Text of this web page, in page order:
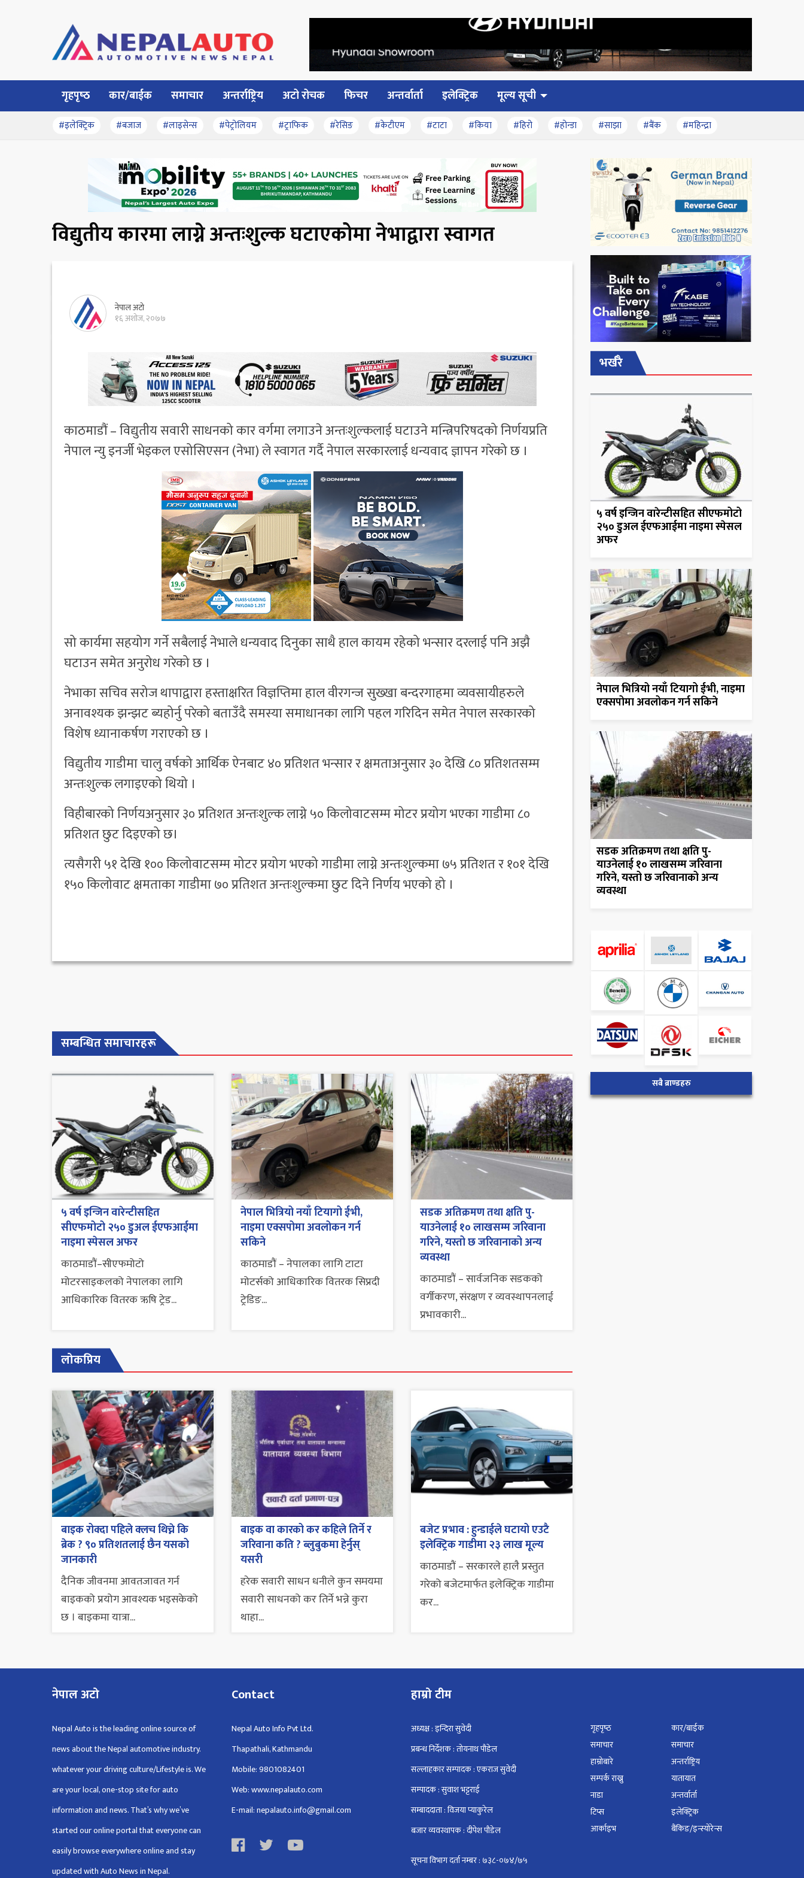
गृहपृष्‍ठ कार/बाईक समाचार अन्तर्राष्ट्रिय अटो रोचक फिचर अन्तर्वार्ता इलेक्ट्रिक मूल्य सूची
#इलेक्ट्रिक #बजाज #लाइसेन्स #पेट्रोलियम #ट्राफिक #रेसिङ #केटीएम #टाटा #किया #हिरो #होन्डा #साझा #बैंक #महिन्द्रा
विद्युतीय कारमा लाग्ने अन्तःशुल्क घटाएकोमा नेभाद्वारा स्वागत
नेपाल अटो
१६ अशोज, २०७७
काठमाडौं – विद्युतीय सवारी साधनको कार वर्गमा लगाउने अन्तःशुल्कलाई घटाउने मन्त्रिपरिषदको निर्णयप्रति
नेपाल न्यु इनर्जी भेइकल एसोसिएसन (नेभा) ले स्वागत गर्दै नेपाल सरकारलाई धन्यवाद ज्ञापन गरेको छ ।
सो कार्यमा सहयोग गर्ने सबैलाई नेभाले धन्यवाद दिनुका साथै हाल कायम रहेको भन्सार दरलाई पनि अझै
घटाउन समेत अनुरोध गरेको छ ।
नेभाका सचिव सरोज थापाद्वारा हस्ताक्षरित विज्ञप्तिमा हाल वीरगन्ज सुख्खा बन्दरगाहमा व्यवसायीहरुले
अनावश्यक झन्झट ब्यहोर्नु परेको बताउँदै समस्या समाधानका लागि पहल गरिदिन समेत नेपाल सरकारको
विशेष ध्यानाकर्षण गराएको छ ।
विद्युतीय गाडीमा चालु वर्षको आर्थिक ऐनबाट ४० प्रतिशत भन्सार र क्षमताअनुसार ३० देखि ८० प्रतिशतसम्म
अन्तःशुल्क लगाइएको थियो ।
विहीबारको निर्णयअनुसार ३० प्रतिशत अन्तःशुल्क लाग्ने ५० किलोवाटसम्म मोटर प्रयोग भएका गाडीमा ८०
प्रतिशत छुट दिइएको छ।
त्यसैगरी ५१ देखि १०० किलोवाटसम्म मोटर प्रयोग भएको गाडीमा लाग्ने अन्तःशुल्कमा ७५ प्रतिशत र १०१ देखि
१५० किलोवाट क्षमताका गाडीमा ७० प्रतिशत अन्तःशुल्कमा छुट दिने निर्णय भएको हो ।
सम्बन्धित समाचारहरू
५ वर्ष इन्जिन वारेन्टीसहित
सीएफमोटो २५० डुअल ईएफआईमा
नाइमा स्पेसल अफर
काठमाडौं–सीएफमोटो
मोटरसाइकलको नेपालका लागि
आधिकारिक वितरक ऋषि ट्रेड...
नेपाल भित्रियो नयाँ टियागो ईभी,
नाइमा एक्सपोमा अवलोकन गर्न
सकिने
काठमाडौं – नेपालका लागि टाटा
मोटर्सको आधिकारिक वितरक सिप्रदी
ट्रेडिङ...
सडक अतिक्रमण तथा क्षति पु-
याउनेलाई १० लाखसम्म जरिवाना
गरिने, यस्तो छ जरिवानाको अन्य
व्यवस्था
काठमाडौं – सार्वजनिक सडकको
वर्गीकरण, संरक्षण र व्यवस्थापनलाई
प्रभावकारी...
लोकप्रिय
बाइक रोक्दा पहिले क्लच थिच्ने कि
ब्रेक ? ९० प्रतिशतलाई छैन यसको
जानकारी
दैनिक जीवनमा आवतजावत गर्न
बाइकको प्रयोग आवश्यक भइसकेको
छ । बाइकमा यात्रा...
बाइक वा कारको कर कहिले तिर्ने र
जरिवाना कति ? ब्लुबुकमा हेर्नुस्
यसरी
हरेक सवारी साधन धनीले कुन समयमा
सवारी साधनको कर तिर्ने भन्ने कुरा
थाहा...
बजेट प्रभाव : हुन्डाईले घटायो एउटै
इलेक्ट्रिक गाडीमा २३ लाख मूल्य
काठमाडौं – सरकारले हालै प्रस्तुत
गरेको बजेटमार्फत इलेक्ट्रिक गाडीमा
कर...
भर्खरै
५ वर्ष इन्जिन वारेन्टीसहित सीएफमोटो
२५० डुअल ईएफआईमा नाइमा स्पेसल
अफर
नेपाल भित्रियो नयाँ टियागो ईभी, नाइमा
एक्सपोमा अवलोकन गर्न सकिने
सडक अतिक्रमण तथा क्षति पु-
याउनेलाई १० लाखसम्म जरिवाना
गरिने, यस्तो छ जरिवानाको अन्य
व्यवस्था
सबै ब्राण्डहरु
गृहपृष्‍ठ
समाचार
हाम्रोबारे
सम्पर्क राख्नु
नाडा
टिप्स
आर्काइभ
कार/बाईक
समाचार
अन्तर्राष्ट्रिय
यातायात
अन्तर्वार्ता
इलेक्ट्रिक
बैंकिङ/इन्स्योरेन्स
नेपाल अटो
Nepal Auto is the leading online source of
news about the Nepal automotive industry.
whatever your driving culture/Lifestyle is. We
are your local, one-stop site for auto
information and news. That’s why we’ve
started our online portal that everyone can
easily browse everywhere online and stay
updated with Auto News in Nepal.
Contact
Nepal Auto Info Pvt Ltd.
Thapathali, Kathmandu
Mobile: 9801082401
Web: www.nepalauto.com
E-mail: nepalauto.info@gmail.com
हाम्रो टीम
अध्यक्ष : इन्दिरा सुवेदी
प्रबन्ध निर्देशक : तोयनाथ पौडेल
सल्लाहकार सम्पादक : एकराज सुवेदी
सम्पादक : सुवाश भट्टराई
सम्बाददाता : विजया प्याकुरेल
बजार व्यवस्थापक : दीपेश पौडेल
सूचना विभाग दर्ता नम्बर : ७३८-०७४/७५